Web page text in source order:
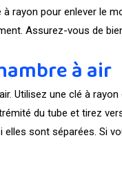
rayon pour enlever le
Assurez-vous de
à air
Utilisez une clé à
du tube et tirez
sont séparées. Si